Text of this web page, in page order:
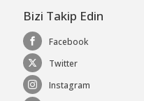
Bizi Takip Edin
Facebook
Twitter
Instagram